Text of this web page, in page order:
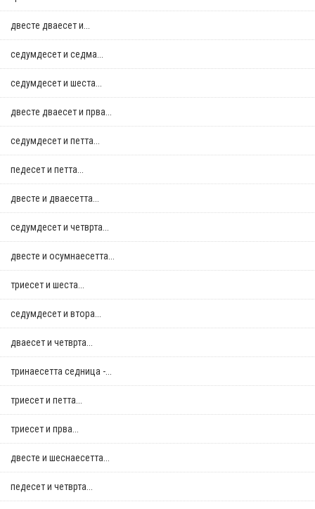
двестe дваесет и...
седумдесет и седма...
седумдесет и шеста...
двестe дваесет и прва...
седумдесет и петта...
педесет и петта...
двестe и дваесетта...
седумдесет и четврта...
двестe и осумнaесетта...
триесет и шеста...
седумдесет и втора...
дваесет и четврта...
тринаесетта седница -...
триесет и петта...
триесет и прва...
двестe и шеснаесетта...
педесет и четврта...